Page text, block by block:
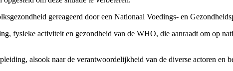
gereageerd door een Nationaal Voedings- en
fysieke activiteit en gezondheid van de WHO, die aanraadt om op
alsook naar de verantwoordelijkheid van de diverse actoren en